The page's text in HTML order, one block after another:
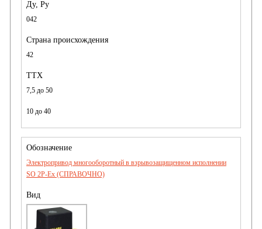
042
42
7,5 до 50
10 до 40
Электропривод многооборотный в взрывозащищенном исполнении
SO 2P-Ex (СПРАВОЧНО)